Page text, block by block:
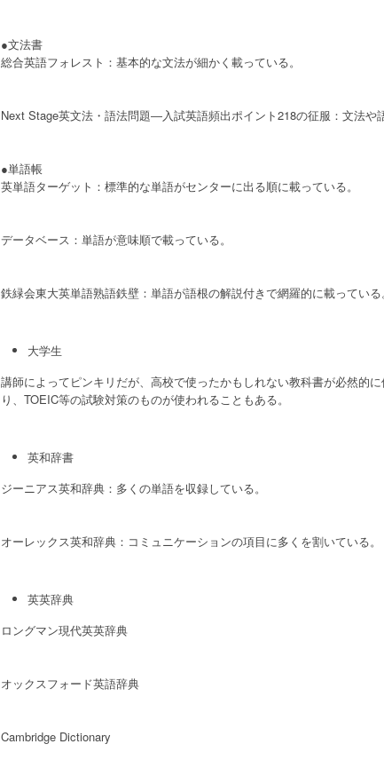
●文法書
総合英語フォレスト：基本的な文法が細かく載っている。
Next Stage英文法・語法問題―入試英語頻出ポイント218の征服：文法や
●単語帳
英単語ターゲット：標準的な単語がセンターに出る順に載っている。
データベース：単語が意味順で載っている。
鉄緑会東大英単語熟語鉄壁：単語が語根の解説付きで網羅的に載っている。
大学生
講師によってピンキリだが、高校で使ったかもしれない教科書が必然的
り、TOEIC等の試験対策のものが使われることもある。
英和辞書
ジーニアス英和辞典：多くの単語を収録している。
オーレックス英和辞典：コミュニケーションの項目に多くを割いている。
英英辞典
ロングマン現代英英辞典
オックスフォード英語辞典
Cambridge Dictionary